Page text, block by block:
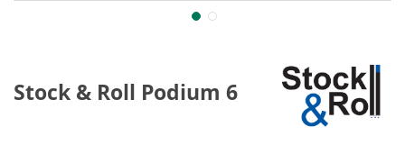
Stock & Roll Podium 6